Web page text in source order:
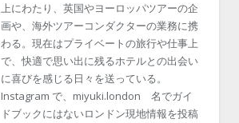
上にわたり、英国やヨーロッパツアーの企
画や、海外ツアーコンダクターの業務に携
わる。現在はプライベートの旅行や仕事上
で、快適で思い出に残るホテルとの出会い
に喜びを感じる日々を送っている。
Instagram で、miyuki.london 名でガイ
ドブックにはないロンドン現地情報を投稿